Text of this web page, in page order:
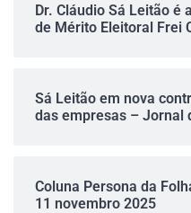
Dr. Cláudio Sá Leitão é
de Mérito Eleitoral Frei
Sá Leitão em nova
das empresas – Jornal
Coluna Persona da
11 novembro 2025